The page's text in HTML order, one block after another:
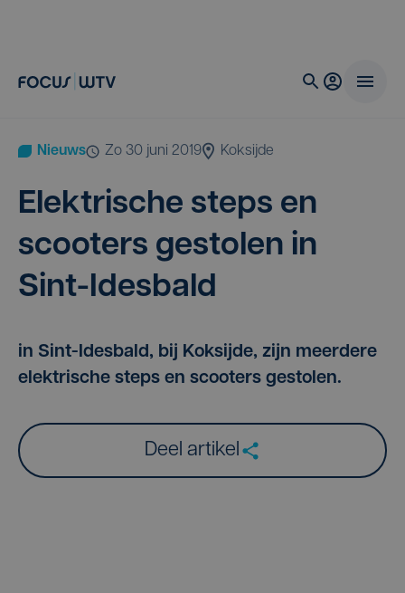
Nieuws zo 30 juni 2019 Koksijde
Elek­tri­sche steps en
scoo­ters gesto­len in
Sint-Idesbald
in Sint-Idesbald, bij Koksijde, zijn meerdere
elektrische steps en scooters gestolen.
Deel artikel